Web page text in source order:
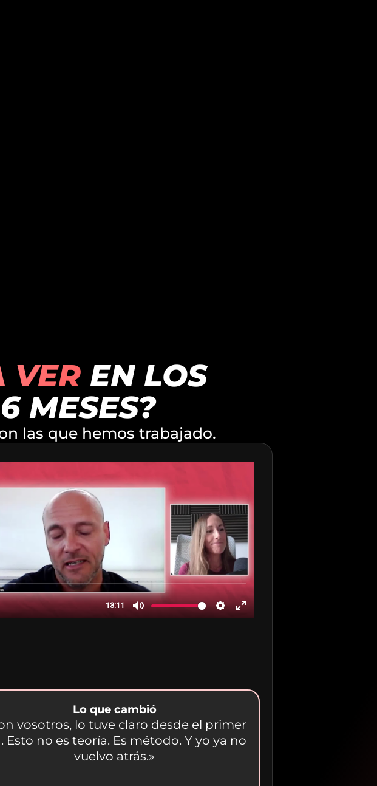
VEREN LOS
MESES?
las que hemos trabajado.
Lo que cambió
vosotros, lo tuve claro desde el primer
Esto no es teoría. Es método. Y yo ya no
vuelvo atrás.»